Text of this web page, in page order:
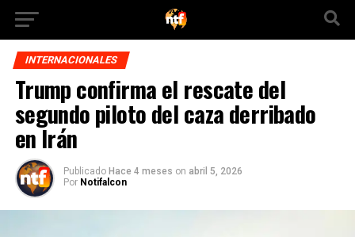
INTERNACIONALES
Trump confirma el rescate del
segundo piloto del caza derribado
en Irán
Publicado Hace 4 meses on abril 5, 2026
Por Notifalcon